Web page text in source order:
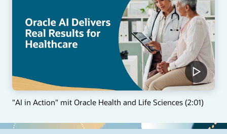
"AI in Action" mit Oracle Health and Life Sciences (2:01)